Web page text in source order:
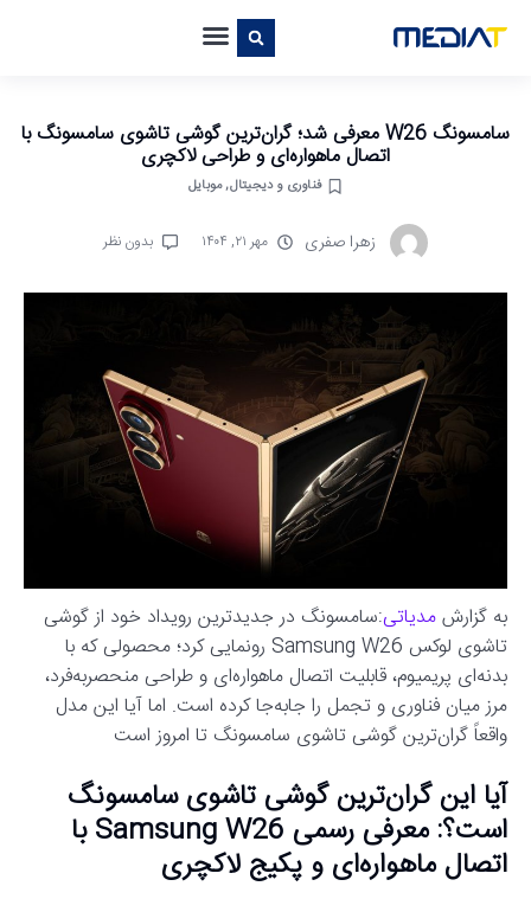
سامسونگ W26 معرفی شد؛ گران‌ترین گوشی تاشوی سامسونگ با
اتصال ماهواره‌ای و طراحی لاکچری
فناوری و دیجیتال,موبایل
زهرا صفری مهر ۲۱, ۱۴۰۴ بدون نظر
به گزارشمدیاتی:سامسونگ در جدیدترین رویداد خود از گوشی
تاشوی لوکس Samsung W26 رونمایی کرد؛ محصولی که با
بدنه‌ای پریمیوم، قابلیت اتصال ماهواره‌ای و طراحی منحصربه‌فرد،
مرز میان فناوری و تجمل را جابه‌جا کرده است. اما آیا این مدل
واقعاً گران‌ترین گوشی تاشوی سامسونگ تا امروز است
آیا این گران‌ترین گوشی تاشوی سامسونگ
است؟: معرفی رسمی Samsung W26 با
اتصال ماهواره‌ای و پکیج لاکچری